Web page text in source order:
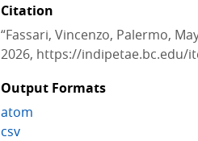
Citation
“Fassari, Vincenzo, Palermo,
2026, https://indipetae.bc.edu/
Output Formats
atom
csv